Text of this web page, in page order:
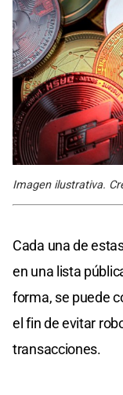
Imagen ilustrativa.
Cada una de
en una lista
forma, se puede
el fin de evitar
transacciones.